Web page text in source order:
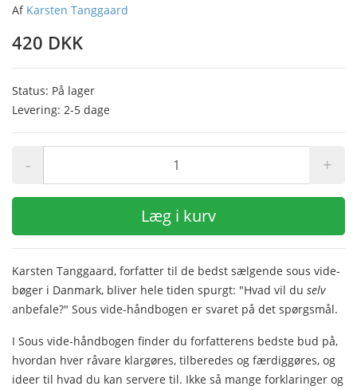
Af Karsten Tanggaard
420 DKK
Status: På lager
Levering: 2-5 dage
- +
Læg i kurv
Karsten Tanggaard, forfatter til de bedst sælgende sous vide-
bøger i Danmark, bliver hele tiden spurgt: "Hvad vil du selv
anbefale?" Sous vide-håndbogen er svaret på det spørgsmål.
I Sous vide-håndbogen finder du forfatterens bedste bud på,
hvordan hver råvare klargøres, tilberedes og færdiggøres, og
ideer til hvad du kan servere til. Ikke så mange forklaringer og